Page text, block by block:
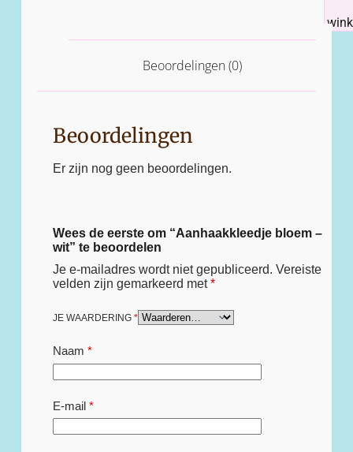
Beoordelingen (0)
Beoordelingen
Er zijn nog geen beoordelingen.
Wees de eerste om “Aanhaakkleedje bloem –
wit” te beoordelen
Je e-mailadres wordt niet gepubliceerd. Vereiste
velden zijn gemarkeerd met*
JE WAARDERING *
Naam *
E-mail*